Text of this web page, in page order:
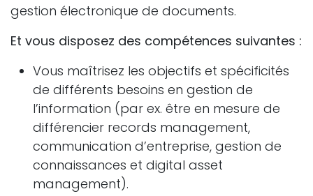
gestion électronique de documents.
Et vous disposez des compétences suivantes :
Vous maîtrisez les objectifs et spécificités
de différents besoins en gestion de
l’information (par ex. être en mesure de
différencier records management,
communication d’entreprise, gestion de
connaissances et digital asset
management).